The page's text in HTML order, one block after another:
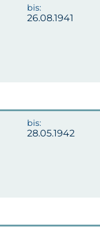
26.08.1941
28.05.1942